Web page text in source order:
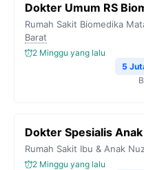
Dokter Umum RS
Rumah Sakit Biomedika
Barat
2 Minggu yang lalu
5
Dokter Spesialis
Rumah Sakit Ibu & Anak
2 Minggu yang lalu